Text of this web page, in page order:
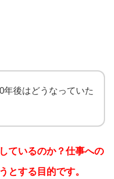
年後はどうなっていた
ているのか？仕事への
とする目的です。